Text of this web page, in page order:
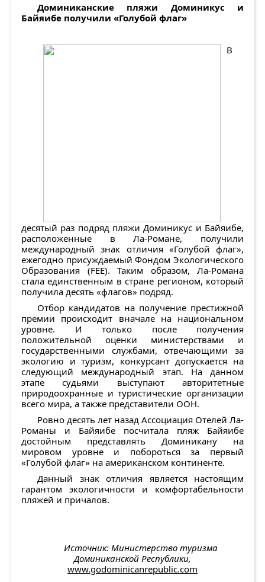
Доминиканские пляжи Доминикус и
Байяибе получили «Голубой флаг»
В
десятый раз подряд пляжи Доминикус и Байяибе,
расположенные в Ла-Романе, получили
международный знак отличия «Голубой флаг»,
ежегодно присуждаемый Фондом Экологического
Образования (FEE). Таким образом, Ла-Романа
стала единственным в стране регионом, который
получила десять «флагов» подряд.
Отбор кандидатов на получение престижной
премии происходит вначале на национальном
уровне. И только после получения
положительной оценки министерствами и
государственными службами, отвечающими за
экологию и туризм, конкурсант допускается на
следующий международный этап. На данном
этапе судьями выступают авторитетные
природоохранные и туристические организации
всего мира, а также представители ООН.
Ровно десять лет назад Ассоциация Отелей Ла-
Романы и Байяибе посчитала пляж Байяибе
достойным представлять Доминикану на
мировом уровне и побороться за первый
«Голубой флаг» на американском континенте.
Данный знак отличия является настоящим
гарантом экологичности и комфортабельности
пляжей и причалов.
Источник: Министерство туризма
Доминиканской Республики,
www.godominicanrepublic.com